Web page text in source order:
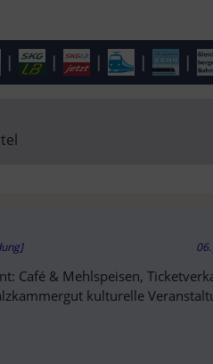
| | | | |
Café & Mehlspeisen,
kulturelle